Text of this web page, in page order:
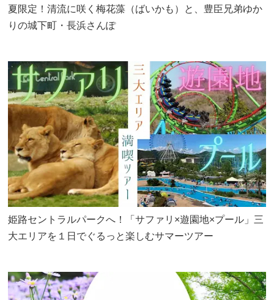
夏限定！清流に咲く梅花藻（ばいかも）と、豊臣兄弟ゆか
りの城下町・長浜さんぽ
姫路セントラルパークへ！「サファリ×遊園地×プール」三
大エリアを１日でぐるっと楽しむサマーツアー